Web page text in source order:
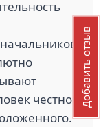
честно
Добавить отзыв